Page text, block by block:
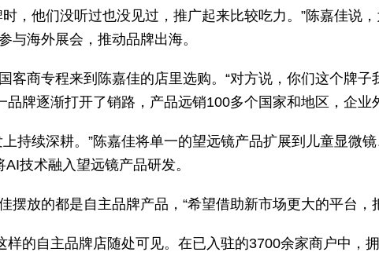
，他们没听过也没见过，推广起来比较吃力。”陈嘉佳说
与海外展会，推动品牌出海。
客商专程来到陈嘉佳的店里选购。“对方说，你们这个牌子
品牌逐渐打开了销路，产品远销100多个国家和地区，企业
持续深耕。”陈嘉佳将单一的望远镜产品扩展到儿童显微
技术融入望远镜产品研发。
摆放的都是自主品牌产品，“希望借助新市场更大的平台，
样的自主品牌店随处可见。在已入驻的3700余家商户中，